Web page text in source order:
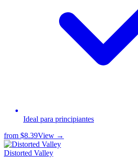
Ideal para principiantes
from $8.39View →
Distorted Valley